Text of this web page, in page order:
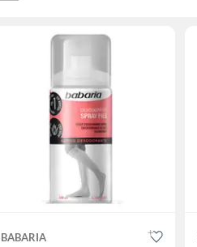
BABARIA